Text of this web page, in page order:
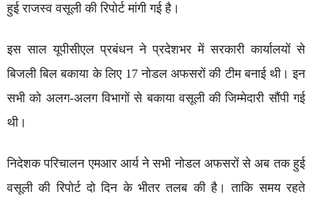
हुई राजस्व वसूली की रिपोर्ट मांगी गई है।
इस साल यूपीसीएल प्रबंधन ने प्रदेशभर में सरकारी कार्यालयों से
बिजली बिल बकाया के लिए 17 नोडल अफसरों की टीम बनाई थी। इन
सभी को अलग-अलग विभागों से बकाया वसूली की जिम्मेदारी सौंपी गई
थी।
निदेशक परिचालन एमआर आर्य ने सभी नोडल अफसरों से अब तक हुई
वसूली की रिपोर्ट दो दिन के भीतर तलब की है। ताकि समय रहते